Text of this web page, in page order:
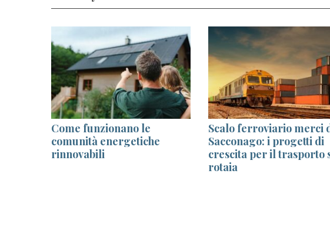
Come funzionano le
comunità energetiche
rinnovabili
Scalo ferroviario merci
Sacconago: i progetti di
crescita per il trasporto
rotaia